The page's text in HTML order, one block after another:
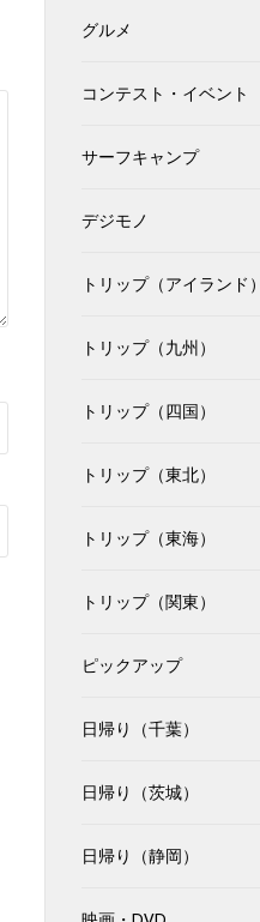
グルメ
コンテスト・イベント
サーフキャンプ
デジモノ
トリップ（アイランド）
トリップ（九州）
トリップ（四国）
トリップ（東北）
トリップ（東海）
トリップ（関東）
ピックアップ
日帰り（千葉）
日帰り（茨城）
日帰り（静岡）